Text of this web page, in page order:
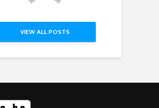
VIEW ALL POSTS